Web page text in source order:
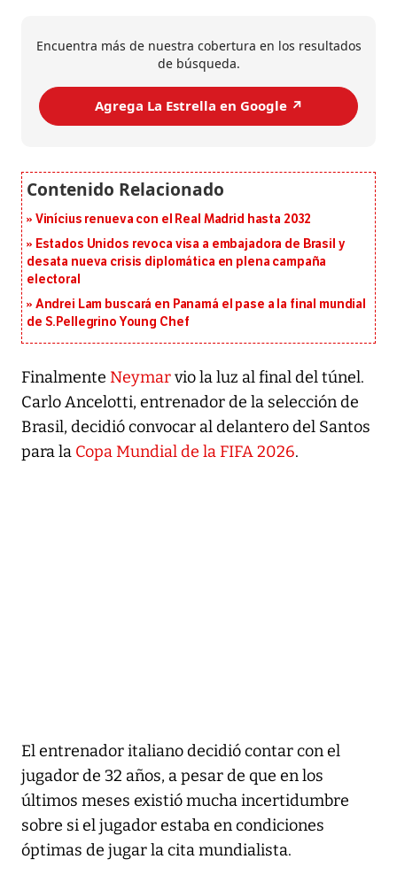
Encuentra más de nuestra cobertura en los resultados
de búsqueda.
Agrega La Estrella en Google ↗️
Vinícius renueva con el Real Madrid hasta 2032
Estados Unidos revoca visa a embajadora de Brasil y
desata nueva crisis diplomática en plena campaña
electoral
Andrei Lam buscará en Panamá el pase a la final mundial
de S.Pellegrino Young Chef
Finalmente Neymarvio la luz al final del túnel.
Carlo Ancelotti, entrenador de la selección de
Brasil, decidió convocar al delantero del Santos
para la Copa Mundial de la FIFA 2026.
El entrenador italiano decidió contar con el
jugador de 32 años, a pesar de que en los
últimos meses existió mucha incertidumbre
sobre si el jugador estaba en condiciones
óptimas de jugar la cita mundialista.